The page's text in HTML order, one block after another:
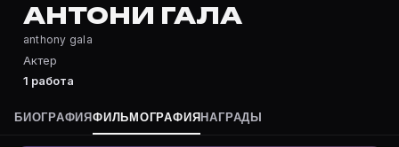
АНТОНИ ГАЛА
anthony gala
Актер
1 работа
БИОГРАФИЯФИЛЬМОГРАФИЯ НАГРАДЫ